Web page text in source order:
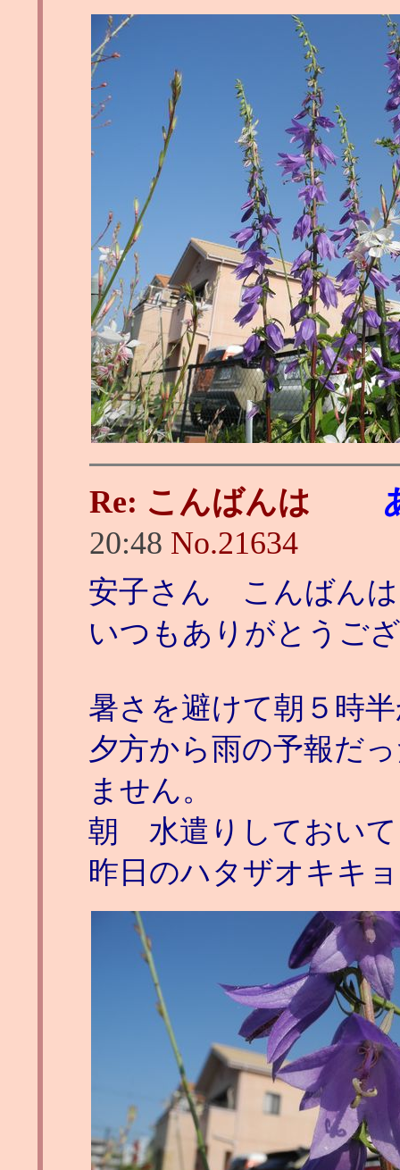
Re: こんばんは
20:48 No.21634
安子さん こんばんは
いつもありがとうご
暑さを避けて朝５時
夕方から雨の予報だ
ません。
朝 水遣りしておいて
昨日のハタザオキキ